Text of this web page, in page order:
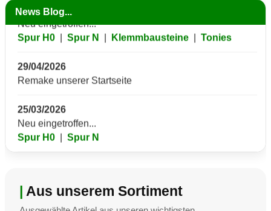
News Blog...
Neu eingetroffen...
Spur H0|Spur N
Remake unserer Startseite
Neu eingetroffen...
Spur H0|Spur N
18/09/2025
| Aus unserem Sortiment